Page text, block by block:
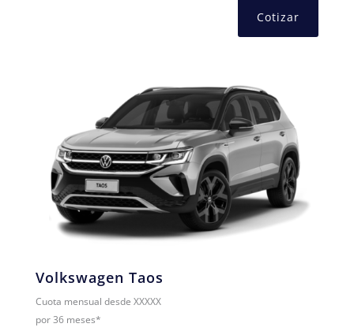
Cotizar
Volkswagen Taos
Cuota mensual desde XXXXX
por 36 meses*